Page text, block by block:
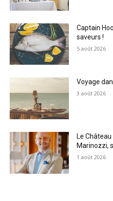
Captain
saveurs !
5 août 2026
Voyage
3 août 2026
Le
Marinozzi,
1 août 2026